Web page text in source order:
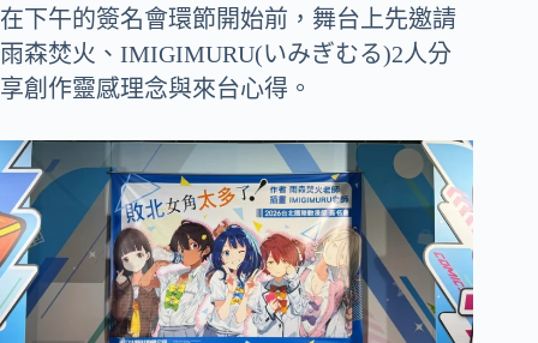
在下午的簽名會環節開始前，舞台上先邀請
雨森焚火、IMIGIMURU(いみぎむる)2人分
享創作靈感理念與來台心得。